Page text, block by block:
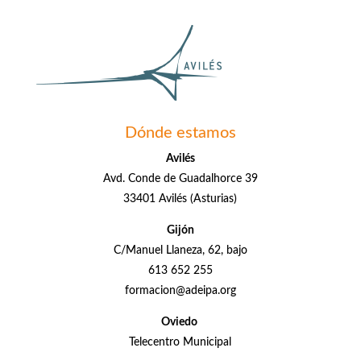
Dónde estamos
Avilés
Avd. Conde de Guadalhorce 39
33401 Avilés (Asturias)
Gijón
C/Manuel Llaneza, 62, bajo
613 652 255
formacion@adeipa.org
Oviedo
Telecentro Municipal